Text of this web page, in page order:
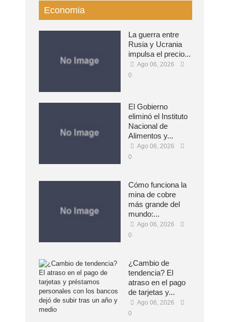
Economia
La guerra entre
Rusia y Ucrania
impulsa el precio...
Ago 06, 2026
0
El Gobierno
eliminó el Instituto
Nacional de
Alimentos y...
Ago 06, 2026
0
Cómo funciona la
mina de cobre
más grande del
mundo:...
Ago 06, 2026
0
¿Cambio de
tendencia? El
atraso en el pago
de tarjetas y...
Ago 06, 2026
0